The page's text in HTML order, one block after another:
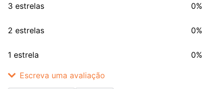
3 estrelas 0%
2 estrelas 0%
1 estrela 0%
Escreva uma avaliação